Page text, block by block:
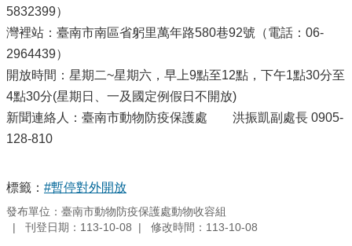
5832399）
灣裡站：臺南市南區省躬里萬年路580巷92號（電話：06-
2964439）
開放時間：星期二~星期六，早上9點至12點，下午1點30分至
4點30分(星期日、一及國定例假日不開放)
新聞連絡人：臺南市動物防疫保護處 洪振凱副處長 0905-
128-810
標籤： #暫停對外開放
發布單位：臺南市動物防疫保護處動物收容組
刊登日期：113-10-08
修改時間：113-10-08